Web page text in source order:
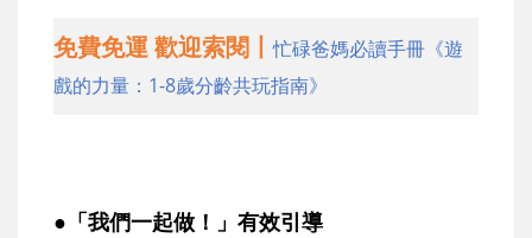
免費免運 歡迎索閱丨忙碌爸媽必讀手冊《遊
戲的力量：1-8歲分齡共玩指南》
●「我們一起做！」有效引導